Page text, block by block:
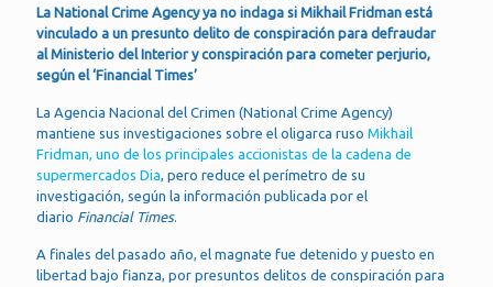
La National Crime Agency ya no indaga si Mikhail Fridman está
vinculado a un presunto delito de conspiración para defraudar
al Ministerio del Interior y conspiración para cometer perjurio,
según el ‘Financial Times’
La Agencia Nacional del Crimen (National Crime Agency)
mantiene sus investigaciones sobre el oligarca ruso Mikhail
Fridman, uno de los principales accionistas de la cadena de
supermercados Dia, pero reduce el perímetro de su
investigación, según la información publicada por el
diario Financial Times.
A finales del pasado año, el magnate fue detenido y puesto en
libertad bajo fianza, por presuntos delitos de conspiración para